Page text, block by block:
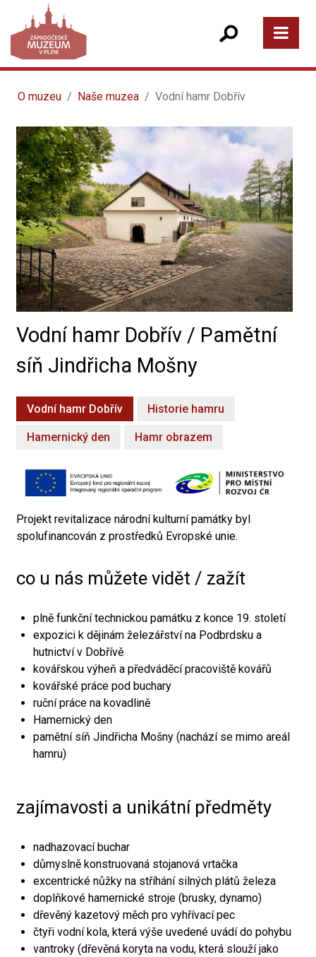
O muzeu Naše muzea Vodní hamr Dobřív
Vodní hamr Dobřív / Pamětní
síň Jindřicha Mošny
Vodní hamr Dobřív Historie hamru
Hamernický den Hamr obrazem
Projekt revitalizace národní kulturní památky byl
spolufinancován z prostředků Evropské unie.
co u nás můžete vidět / zažít
plně funkční technickou památku z konce 19. století
expozici k dějinám železářství na Podbrdsku a
hutnictví v Dobřívě
kovářskou výheň a předváděcí pracoviště kovářů
kovářské práce pod buchary
ruční práce na kovadlině
Hamernický den
pamětní síň Jindřicha Mošny (nachází se mimo areál
hamru)
zajímavosti a unikátní předměty
nadhazovací buchar
důmyslně konstruovaná stojanová vrtačka
excentrické nůžky na stříhání silných plátů železa
doplňkové hamernické stroje (brusky, dynamo)
dřevěný kazetový měch pro vyhřívací pec
čtyři vodní kola, která výše uvedené uvádí do pohybu
vantroky (dřevěná koryta na vodu, která slouží jako